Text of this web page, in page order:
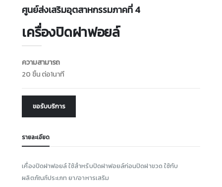
ศูนย์ส่งเสริมอุตสาหกรรมภาคที่ 4
เครื่องปิดฝาฟอยล์
ความสามารถ
20 ชิ้น ต่อ1นาที
ขอรับบริการ
รายละเอียด
เคื่องปิดฝาฟอยล์ ใช้สำหรับปิดฝาฟอยล์ก่อนปิดฝาขวด ใช้กับ
ผลิตภัณฑ์ประเภท ยา/อาหารเสริม